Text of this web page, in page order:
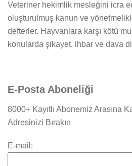
Veteriner hekimlik mesleğini icra
oluşturulmuş kanun ve
defterler. Hayvanlara karşı kötü
konularda şikayet, ihbar ve dava
E-Posta Aboneliği
8000+ Kayıtlı Abonemiz Arasına
Adresinizi Bırakın
E-mail: